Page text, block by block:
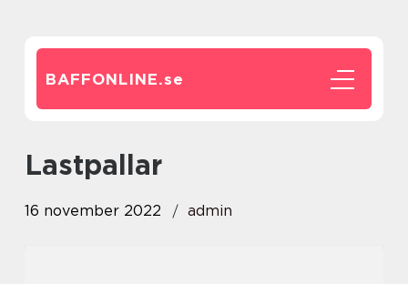
BAFFONLINE.se
lastpallar
16 november 2022 admin